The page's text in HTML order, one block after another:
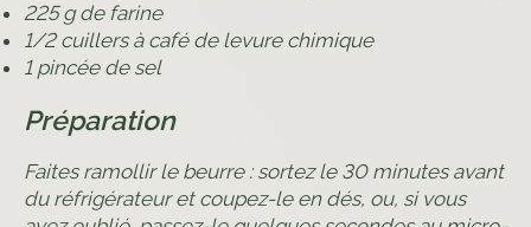
225 g de farine
1/2 cuillers à café de levure chimique
1 pincée de sel
Préparation
Faites ramollir le beurre : sortez le 30 minutes avant
du réfrigérateur et coupez-le en dés, ou, si vous